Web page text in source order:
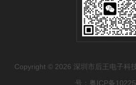
Copyright © 2026 深圳市后王电子科
号：粤ICP备